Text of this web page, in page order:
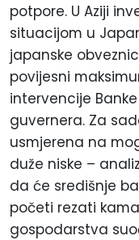
potpore. U Aziji
situacijom u
japanske
povijesni
intervencije
guvernera. Za
usmjerena na
duže niske –
da će središnje
početi rezati
gospodarstva